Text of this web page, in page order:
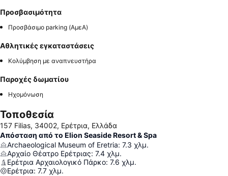
Προσβασιμότητα
Προσβάσιμο parking (ΑμεΑ)
Αθλητικές εγκαταστάσεις
Κολύμβηση με αναπνευστήρα
Παροχές δωματίου
Ηχομόνωση
Τοποθεσία
157 Filias, 34002, Ερέτρια, Ελλάδα
Απόσταση από το Elion Seaside Resort & Spa
Archaeological Museum of Eretria: 7.3 χλμ.
Αρχαίο Θέατρο Ερέτριας: 7.4 χλμ.
Ερέτρια Αρχαιολογικό Πάρκο: 7.6 χλμ.
Ερέτρια: 7.7 χλμ.